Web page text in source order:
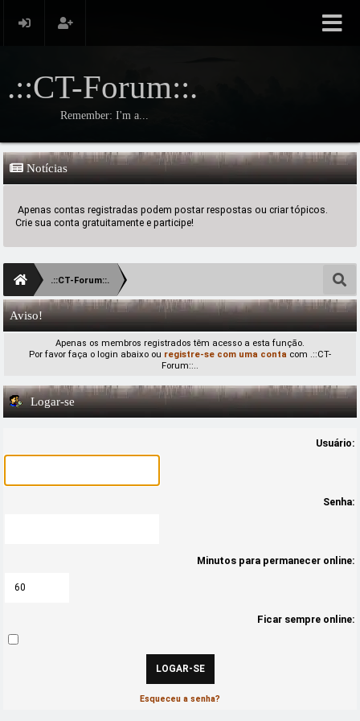
.::CT-Forum::.
Remember: I'm a...
Notícias
Apenas contas registradas podem postar respostas ou criar tópicos.
Crie sua conta gratuitamente e participe!
.::CT-Forum::.
Aviso!
Apenas os membros registrados têm acesso a esta função.
Por favor faça o login abaixo ou registre-se com uma conta com .::CT-
Forum::..
Logar-se
Usuário:
Senha:
Minutos para permanecer online:
Ficar sempre online:
Esqueceu a senha?